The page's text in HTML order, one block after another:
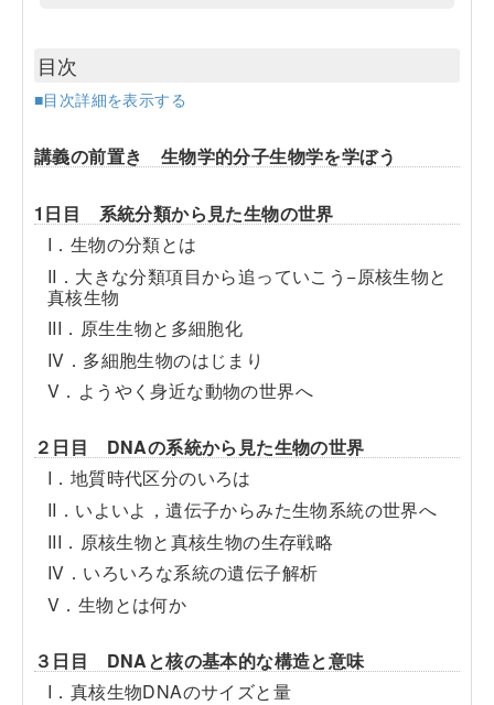
目次
■目次詳細を表示する
講義の前置き 生物学的分子生物学を学ぼう
1日目 系統分類から見た生物の世界
I．生物の分類とは
II．大きな分類項目から追っていこう−原核生物と
真核生物
III．原生生物と多細胞化
IV．多細胞生物のはじまり
V．ようやく身近な動物の世界へ
２日目 DNAの系統から見た生物の世界
I．地質時代区分のいろは
II．いよいよ，遺伝子からみた生物系統の世界へ
III．原核生物と真核生物の生存戦略
IV．いろいろな系統の遺伝子解析
V．生物とは何か
３日目 DNAと核の基本的な構造と意味
I．真核生物DNAのサイズと量